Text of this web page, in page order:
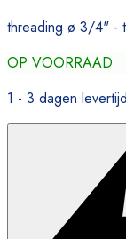
threading ø 3/4" -
OP VOORRAAD
1 - 3 dagen levertijd